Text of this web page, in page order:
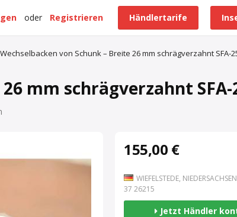
Händlertarife
Registrieren
oder
Wechselbacken von Schunk – Breite 26 mm schrägverzahnt SFA-
mm schrägverzahnt SFA-
155,00 €
WIEFELSTEDE,
7 26215
Jetzt Händler